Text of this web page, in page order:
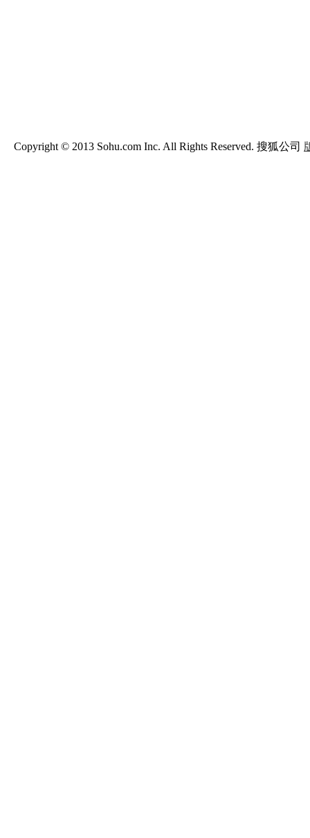
Copyright © 2013 Sohu.com Inc. All Rights Reserved. 搜狐公司